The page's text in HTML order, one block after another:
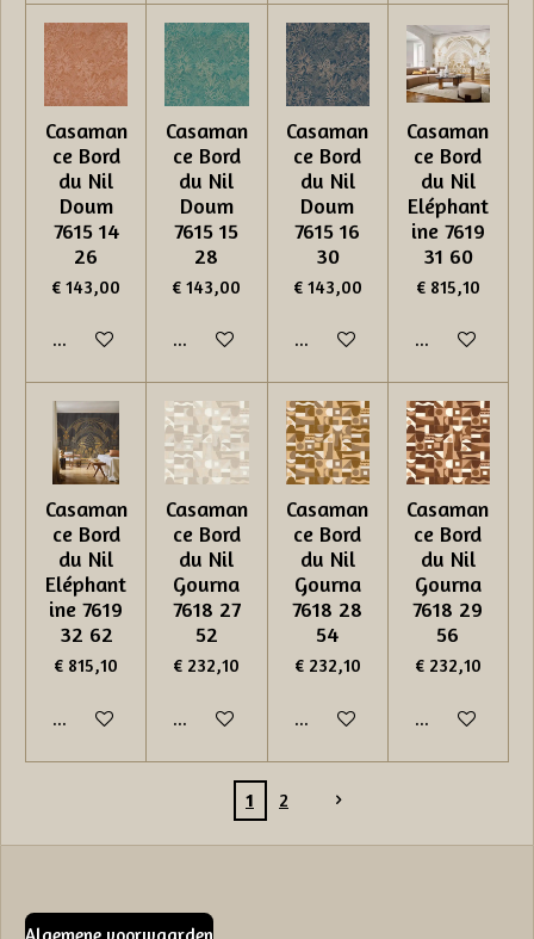
Casaman
ce Bord
du Nil
Doum
7615 14
26
€ 143,00
In winkelwagen
Casaman
ce Bord
du Nil
Doum
7615 15
28
€ 143,00
In winkelwagen
Casaman
ce Bord
du Nil
Doum
7615 16
30
€ 143,00
In winkelwagen
Casaman
ce Bord
du Nil
Eléphant
ine 7619
31 60
€ 815,10
In
Casaman
ce Bord
du Nil
Eléphant
ine 7619
32 62
€ 815,10
In winkelwagen
Casaman
ce Bord
du Nil
Gourna
7618 27
52
€ 232,10
In winkelwagen
Casaman
ce Bord
du Nil
Gourna
7618 28
54
€ 232,10
In winkelwagen
Casaman
ce Bord
du Nil
Gourna
7618 29
56
€ 232,10
In
1 2